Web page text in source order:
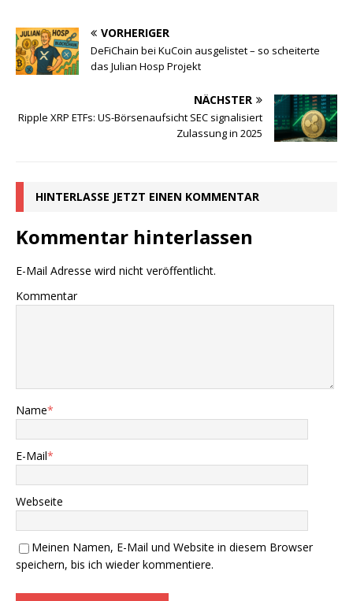
VORHERIGER
DeFiChain bei KuCoin ausgelistet – so scheiterte
das Julian Hosp Projekt
NÄCHSTER
Ripple XRP ETFs: US-Börsenaufsicht SEC signalisiert
Zulassung in 2025
HINTERLASSE JETZT EINEN KOMMENTAR
Kommentar hinterlassen
E-Mail Adresse wird nicht veröffentlicht.
Kommentar
Name*
E-Mail*
Webseite
Meinen Namen, E-Mail und Website in diesem Browser
speichern, bis ich wieder kommentiere.